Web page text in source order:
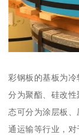
彩钢板的基板为
分为聚酯、硅改
态可分为涂层板
通运输等行业，